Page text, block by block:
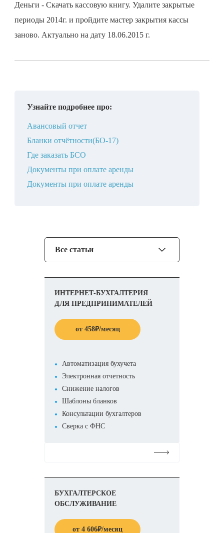
Деньги - Скачать кассовую книгу. Удалите закрытые
периоды 2014г. и пройдите мастер закрытия кассы
заново. Актуально на дату 18.06.2015 г.
Узнайте подробнее про:
Авансовый отчет
Бланки отчётности(БО-17)
Где заказать БСО
Документы при оплате аренды
Документы при оплате аренды
Все статьи
ИНТЕРНЕТ-БУХГАЛТЕРИЯ
ДЛЯ ПРЕДПРИНИМАТЕЛЕЙ
от 458₽/месяц
Автоматизация бухучета
Электронная отчетность
Снижение налогов
Шаблоны бланков
Консультации бухгалтеров
Сверка с ФНС
БУХГАЛТЕРСКОЕ
ОБСЛУЖИВАНИЕ
от 4 606₽/месяц